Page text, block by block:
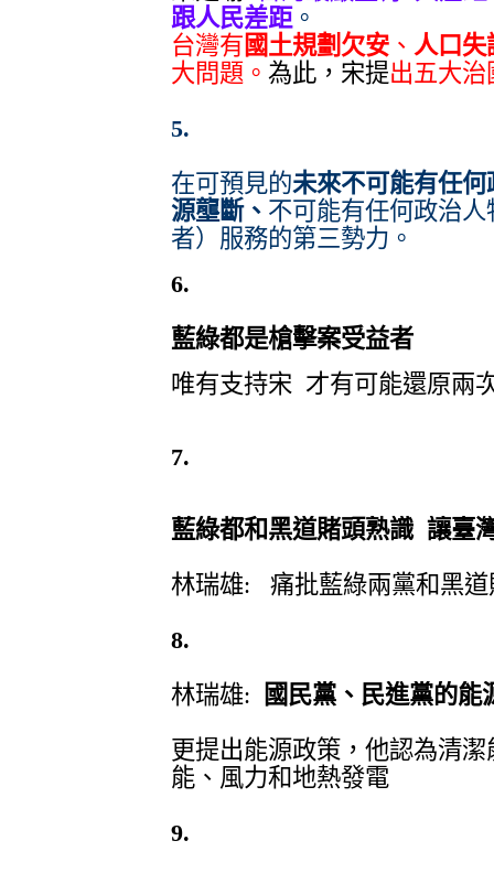
跟人民差距。
台灣有 國土規劃欠安 、 人口失
大問題。 為此，宋提出五大治
5.
在可預見的未來不可能有任
源壟斷、 不可能有任何政治
者）服務的第三勢力。
6.
藍綠都是槍擊案受益者
唯有支持宋 才有可能還原兩
7.
藍綠都和黑道賭頭熟識 讓臺
林瑞雄: 痛批藍綠兩黨和黑道
8.
林瑞雄:
國民黨、民進黨的
更提出能源政策，他認為清
能、風力和地熱發電
9.